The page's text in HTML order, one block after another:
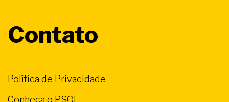
Contato
Política de Privacidade
Conheça o PSOL